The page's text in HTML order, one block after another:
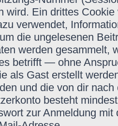
wird. Ein drittes
verwendet,
die ungelesenen
werden gesammelt,
betrifft — ohne
als Gast erstellt
und die von dir
besteht
zur Anmeldung